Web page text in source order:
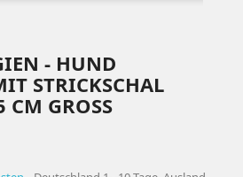
- HUND
STRICKSCHAL
GROSS